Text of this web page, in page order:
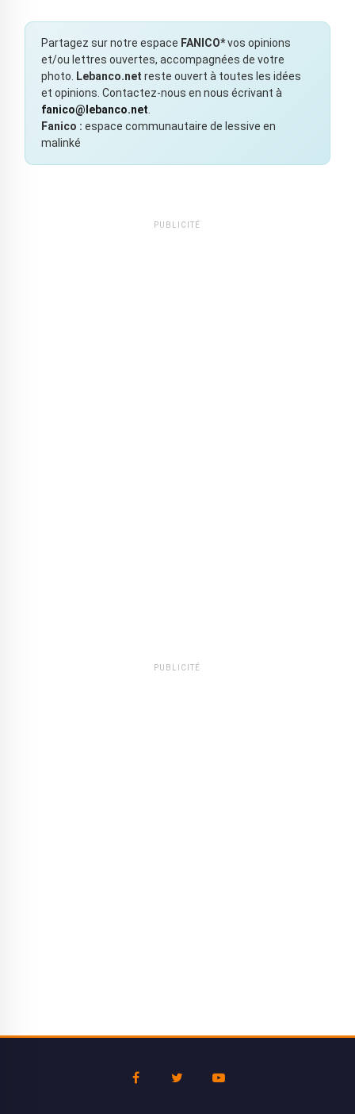
Partagez sur notre espace FANICO*vos opinions
et/ou lettres ouvertes, accompagnées de votre
photo.
Lebanco.net reste ouvert à toutes les idées
et opinions. Contactez-nous en nous écrivant à
fanico@lebanco.net
Fanico : espace communautaire de lessive en
malinké
PUBLICITÉ
PUBLICITÉ